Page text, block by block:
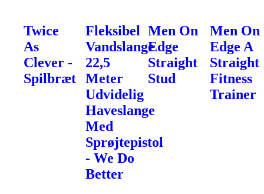
Twice
As
Clever -
Spilbræt
Fleksibel
Vandslange
22,5
Meter
Udvidelig
Haveslange
Med
Sprøjtepistol
- We Do
Better
Men On
Edge
Straight
Stud
Men On
Edge A
Straight
Fitness
Trainer